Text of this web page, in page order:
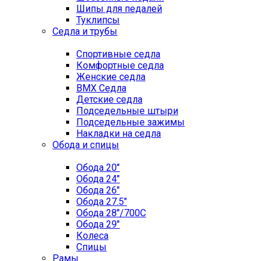
Шипы для педалей
Туклипсы
Седла и трубы
Спортивные седла
Комфортные седла
Женские седла
BMX Седла
Детские седла
Подседельные штыри
Подседельные зажимы
Накладки на седла
Обода и спицы
Обода 20"
Обода 24"
Обода 26"
Обода 27.5"
Обода 28"/700C
Обода 29"
Колеса
Спицы
Рамы